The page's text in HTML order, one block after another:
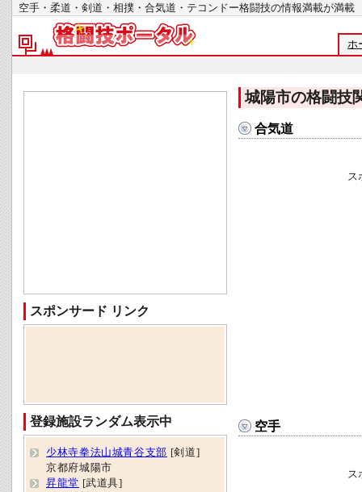
空手・柔道・剣道・相撲・合気道・テコンドー格闘技の情報満載が
ホ
城陽市の格闘技
合気道
ス
空手
ス
スポンサード リンク
登録施設ランダム表示中
少林寺拳法山城青谷支部 [剣道]
京都府城陽市
昇龍堂 [武道具]